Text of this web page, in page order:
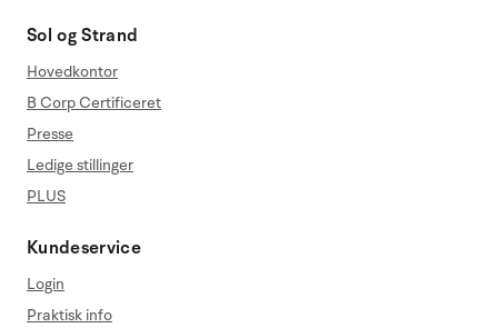
Sol og Strand
Hovedkontor
B Corp Certificeret
Presse
Ledige stillinger
PLUS
Kundeservice
Login
Praktisk info